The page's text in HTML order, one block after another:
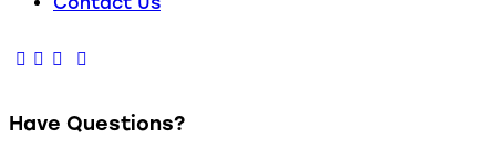
Have Questions?